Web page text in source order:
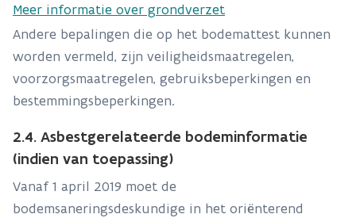
Meer informatie over grondverzet
Andere bepalingen die op het bodemattest kunnen
worden vermeld, zijn veiligheidsmaatregelen,
voorzorgsmaatregelen, gebruiksbeperkingen en
bestemmingsbeperkingen.
2.4. Asbestgerelateerde bodeminformatie
(indien van toepassing)
Vanaf 1 april 2019 moet de
bodemsaneringsdeskundige in het oriënterend